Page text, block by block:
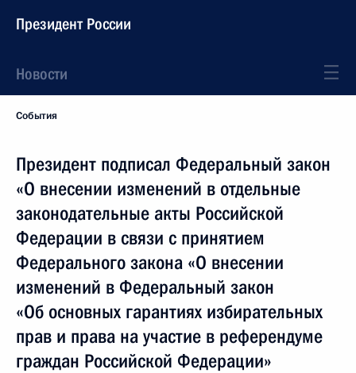
Президент России
Новости
События
Президент подписал Федеральный закон
«О внесении изменений в отдельные
законодательные акты Российской
Федерации в связи с принятием
Федерального закона «О внесении
изменений в Федеральный закон
«Об основных гарантиях избирательных
прав и права на участие в референдуме
граждан Российской Федерации»